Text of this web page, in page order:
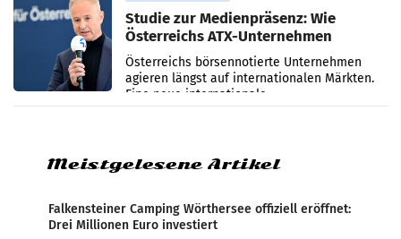
Studie zur Medienpräsenz: Wie
Österreichs ATX-Unternehmen
international wahrgenommen
werden
Österreichs börsennotierte Unternehmen
agieren längst auf internationalen Märkten.
Eine neue internationale
Medienresonanzanalyse untersucht die
Meistgelesene Artikel
Falkensteiner Camping Wörthersee offiziell eröffnet:
Drei Millionen Euro investiert